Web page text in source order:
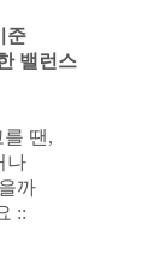
준
밸런스
땐,
나
까
::